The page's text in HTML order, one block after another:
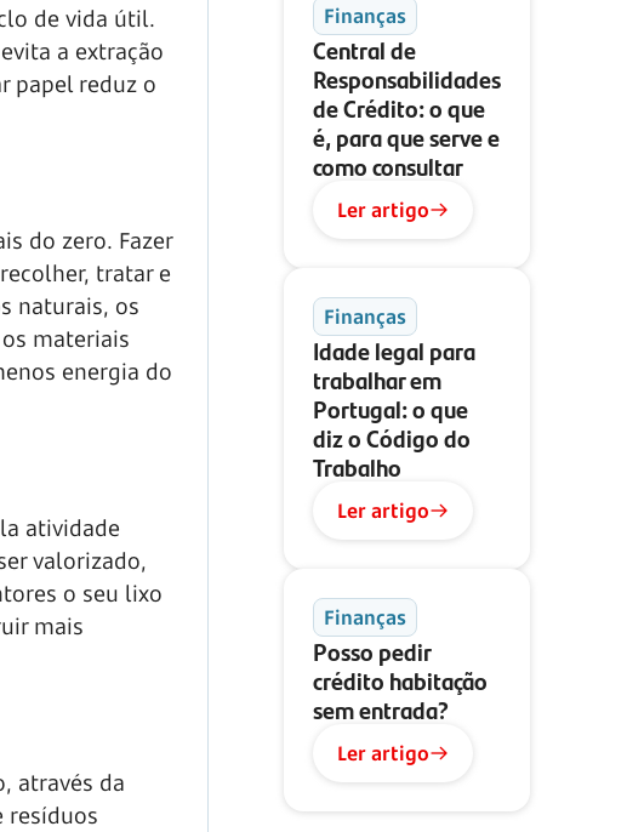
de vida útil.
a extração
papel reduz o
do zero. Fazer
tratar e
naturais, os
materiais
energia do
atividade
valorizado,
o seu lixo
mais
através da
resíduos
Finanças
Central de
Responsabilidades
de Crédito: o que
é, para que serve e
como consultar
Ler artigo
Finanças
Idade legal para
trabalhar em
Portugal: o que
diz o Código do
Trabalho
Ler artigo
Finanças
Posso pedir
crédito habitação
sem entrada?
Ler artigo